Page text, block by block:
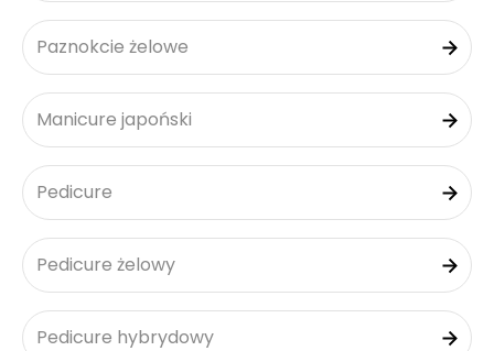
Paznokcie żelowe
Manicure japoński
Pedicure
Pedicure żelowy
Pedicure hybrydowy